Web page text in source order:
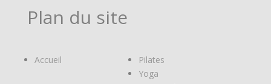
Plan du site
Accueil
Pilates
Yoga